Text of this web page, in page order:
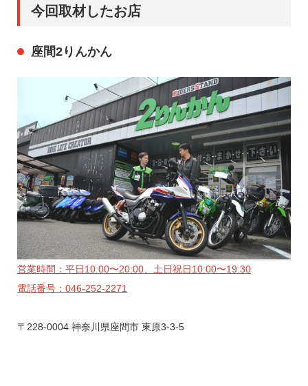
今回取材したお店
座間2りんかん
営業時間：平日10:00〜20:00、土日祝日10:00〜19:30
電話番号：046-252-2271
〒228-0004 神奈川県座間市 東原3-3-5